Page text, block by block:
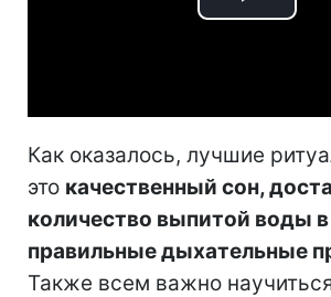
Play
Как оказалось, лучшие
это качественный сон,
количество выпитой воды в
правильные дыхательные
Также всем важно